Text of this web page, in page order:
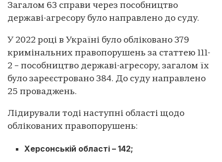
Загалом 63 справи через пособництво
державі-агресору було направлено до суду.
У 2022 році в Україні було обліковано 379
кримінальних правопорушень за статтею 111-
2 – пособництво державі-агресору, загалом їх
було зареєстровано 384. До суду направлено
25 проваджень.
Лідирували тоді наступні області щодо
облікованих правопорушень:
Херсонській області – 142;